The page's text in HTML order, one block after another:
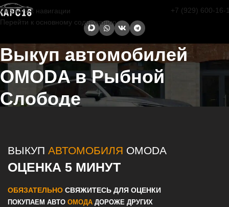
Перейти к навигации
Перейти к основному содержанию
+7 (929) 600-16-
Выкуп автомобилей
OMODA в Рыбной
Слободе
ВЫКУП АВТОМОБИЛЯ OMODA
ОЦЕНКА 5 МИНУТ
ОБЯЗАТЕЛЬНО СВЯЖИТЕСЬ ДЛЯ ОЦЕНКИ
ПОКУПАЕМ АВТО ОМОДА ДОРОЖЕ ДРУГИХ